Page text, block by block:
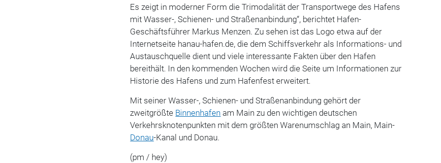
Es zeigt in moderner Form die Trimodalität der Transportwege des Hafens
mit Wasser-, Schienen- und Straßenanbindung“, berichtet Hafen-
Geschäftsführer Markus Menzen. Zu sehen ist das Logo etwa auf der
Internetseite hanau-hafen.de, die dem Schiffsverkehr als Informations- und
Austauschquelle dient und viele interessante Fakten über den Hafen
bereithält. In den kommenden Wochen wird die Seite um Informationen zur
Historie des Hafens und zum Hafenfest erweitert.
Mit seiner Wasser-, Schienen- und Straßenanbindung gehört der
zweitgrößte Binnenhafen am Main zu den wichtigen deutschen
Verkehrsknotenpunkten mit dem größten Warenumschlag an Main, Main-
Donau-Kanal und Donau.
(pm / hey)